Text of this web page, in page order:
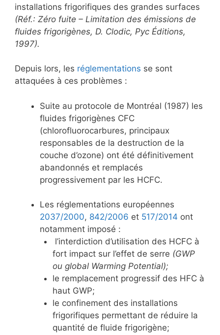
installations frigorifiques des grandes surfaces
(Réf.: Zéro fuite – Limitation des émissions de
fluides frigorigènes, D. Clodic, Pyc Éditions,
1997).
Depuis lors, les réglementations se sont
attaquées à ces problèmes :
Suite au protocole de Montréal (1987) les
fluides frigorigènes CFC
(chlorofluorocarbures, principaux
responsables de la destruction de la
couche d’ozone) ont été définitivement
abandonnés et remplacés
progressivement par les HCFC.
Les réglementations européennes
2037/2000, 842/2006 et 517/2014 ont
notamment imposé :
l’interdiction d’utilisation des HCFC à
fort impact sur l’effet de serre (GWP
ou global Warming Potential);
le remplacement progressif des HFC à
haut GWP;
le confinement des installations
frigorifiques permettant de réduire la
quantité de fluide frigorigène;